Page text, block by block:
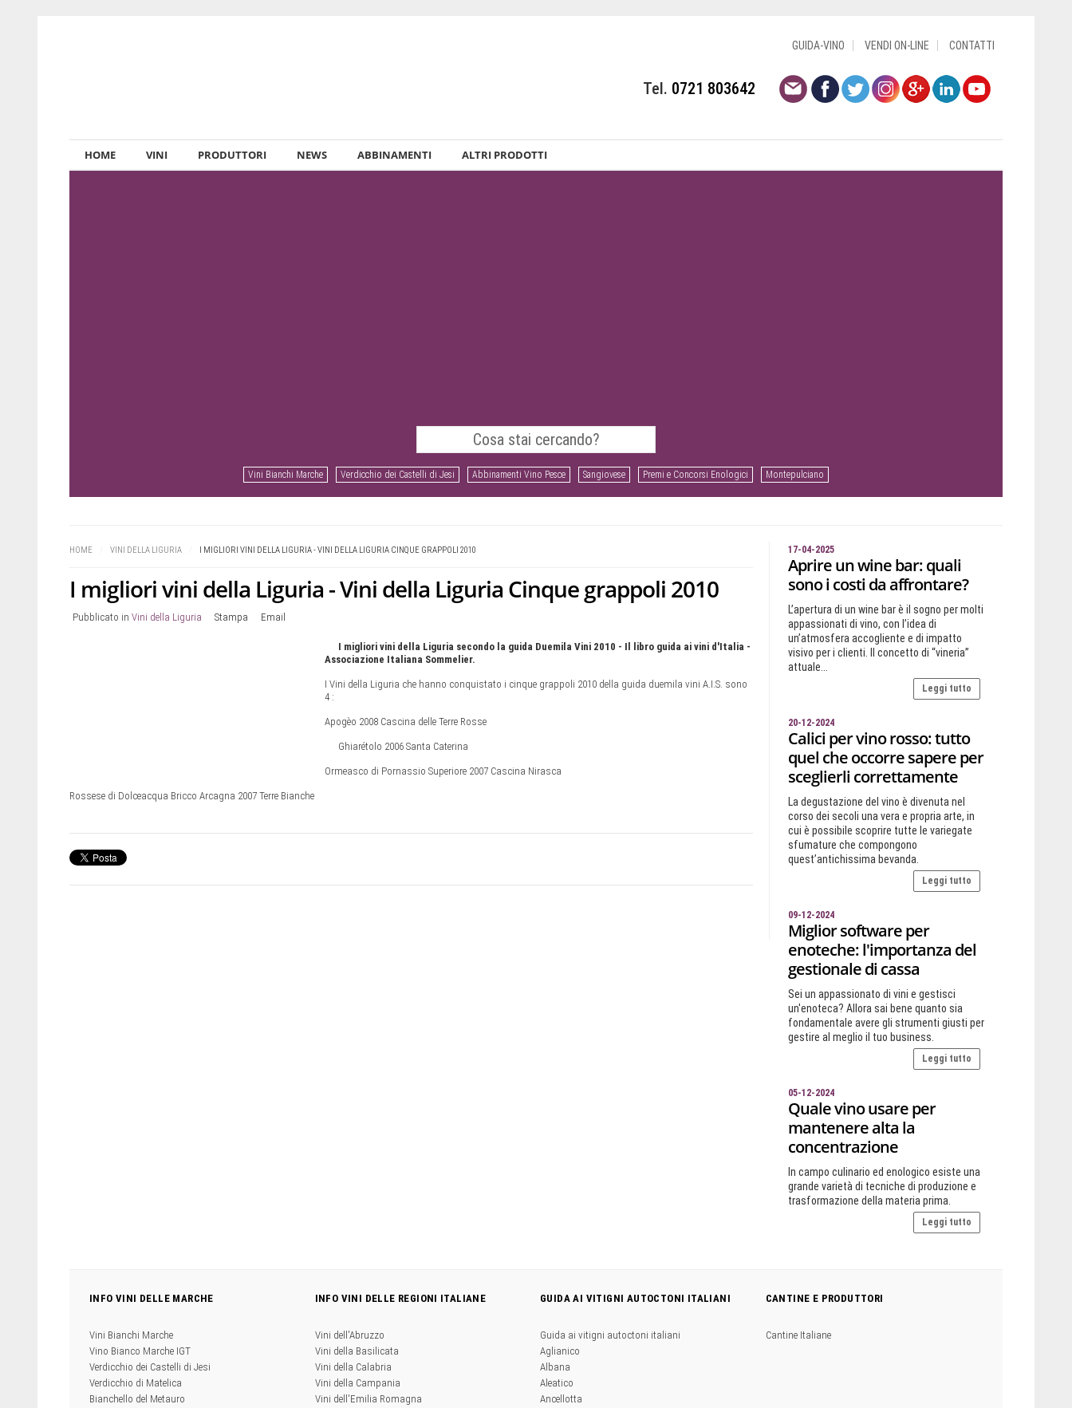
GUIDA-VINO VENDI ON-LINE CONTATTI
Tel. 0721 803642
HOME VINI PRODUTTORI NEWS ABBINAMENTI ALTRI PRODOTTI
Vini Bianchi Marche Verdicchio dei Castelli di Jesi Abbinamenti Vino Pesce Sangiovese Premi e Concorsi Enologici Montepulciano
HOME VINI DELLA LIGURIA I MIGLIORI VINI DELLA LIGURIA - VINI DELLA LIGURIA CINQUE GRAPPOLI 2010
I migliori vini della Liguria - Vini della Liguria Cinque grappoli 2010
Pubblicato in Vini della Liguria Stampa Email
I migliori vini della Liguria secondo la guida Duemila Vini 2010 - Il libro guida ai vini d'Italia -
Associazione Italiana Sommelier.
I Vini della Liguria che hanno conquistato i cinque grappoli 2010 della guida duemila vini A.I.S. sono
4 :
Apogèo 2008 Cascina delle Terre Rosse
Ghiarétolo 2006 Santa Caterina
Ormeasco di Pornassio Superiore 2007 Cascina Nirasca
Rossese di Dolceacqua Bricco Arcagna 2007 Terre Bianche
17-04-2025
Aprire un wine bar: quali
sono i costi da affrontare?
L’apertura di un wine bar è il sogno per molti
appassionati di vino, con l’idea di
un’atmosfera accogliente e di impatto
visivo per i clienti. Il concetto di “vineria”
attuale...
Leggi tutto
20-12-2024
Calici per vino rosso: tutto
quel che occorre sapere per
sceglierli correttamente
La degustazione del vino è divenuta nel
corso dei secoli una vera e propria arte, in
cui è possibile scoprire tutte le variegate
sfumature che compongono
quest’antichissima bevanda.
Leggi tutto
09-12-2024
Miglior software per
enoteche: l'importanza del
gestionale di cassa
Sei un appassionato di vini e gestisci
un'enoteca? Allora sai bene quanto sia
fondamentale avere gli strumenti giusti per
gestire al meglio il tuo business.
Leggi tutto
05-12-2024
Quale vino usare per
mantenere alta la
concentrazione
In campo culinario ed enologico esiste una
grande varietà di tecniche di produzione e
trasformazione della materia prima.
Leggi tutto
INFO VINI DELLE MARCHE
Vini Bianchi Marche
Vino Bianco Marche IGT
Verdicchio dei Castelli di Jesi
Verdicchio di Matelica
Bianchello del Metauro
INFO VINI DELLE REGIONI ITALIANE
Vini dell'Abruzzo
Vini della Basilicata
Vini della Calabria
Vini della Campania
Vini dell'Emilia Romagna
GUIDA AI VITIGNI AUTOCTONI ITALIANI
Guida ai vitigni autoctoni italiani
Aglianico
Albana
Aleatico
Ancellotta
CANTINE E PRODUTTORI
Cantine Italiane